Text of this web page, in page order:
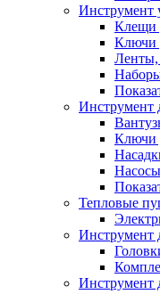
Инструмент
Клещи
Ключи
Ленты,
Инструмент
Ключи
Тепловые
Инструмент
Инструмент